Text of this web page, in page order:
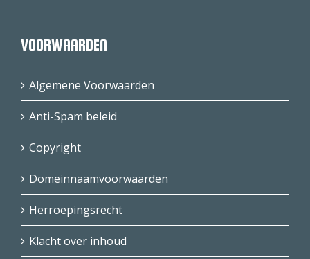
VOORWAARDEN
Algemene Voorwaarden
Anti-Spam beleid
Copyright
Domeinnaamvoorwaarden
Herroepingsrecht
Klacht over inhoud